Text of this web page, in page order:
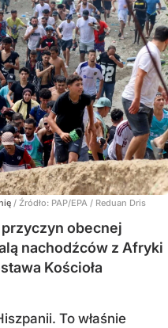
/ Źródło: PAP/EPA / Reduan Dris
obecnej
nachodźców z Afryki
Kościoła
To właśnie